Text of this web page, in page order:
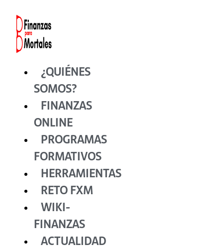
contenido
¿QUIÉNES
SOMOS?
FINANZAS
ONLINE
PROGRAMAS
FORMATIVOS
HERRAMIENTAS
RETO FXM
WIKI-
FINANZAS
ACTUALIDAD